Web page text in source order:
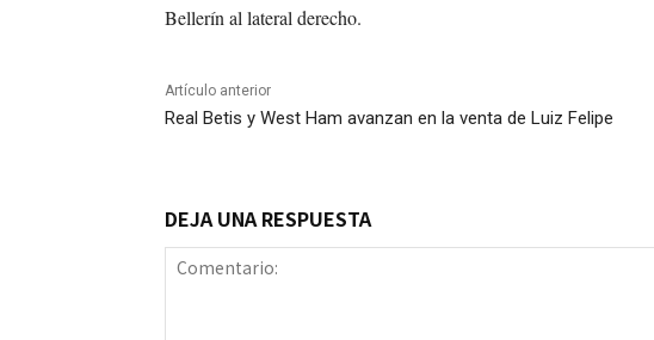
Bellerín al lateral derecho.
Artículo anterior
Real Betis y West Ham avanzan en la venta de Luiz Felipe
DEJA UNA RESPUESTA